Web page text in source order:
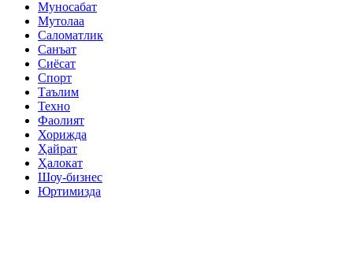
Муносабат
Мутолаа
Саломатлик
Санъат
Сиёсат
Спорт
Таълим
Техно
Фаолият
Хорижда
Ҳайрат
Ҳалокат
Шоу-бизнес
Юртимизда